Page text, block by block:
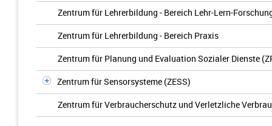
Zentrum für Lehrerbildung - Bereich Lehr-Lern-
Zentrum für Lehrerbildung - Bereich Praxis
Zentrum für Planung und Evaluation Sozialer Dienste
Zentrum für Sensorsysteme (ZESS)
Zentrum für Verbraucherschutz und Verletzliche